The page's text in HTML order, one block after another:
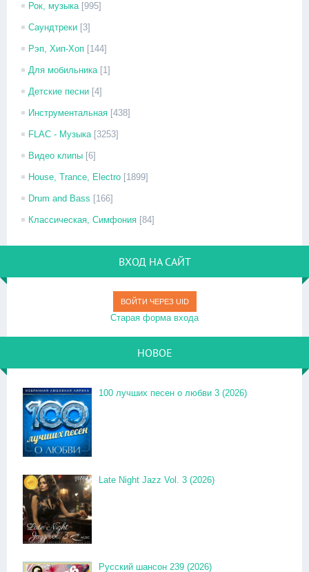
Рок, музыка [995]
Саундтреки [3]
Рэп, Хип-Хоп [144]
Для мобильника [1]
Детские песни [4]
Инструментальная [438]
FLAC - Музыка [3253]
Видео клипы [6]
House, Trance, Electro [1899]
Drum and Bass [166]
Классическая, Симфония [84]
ВХОД НА САЙТ
ВОЙТИ ЧЕРЕЗ UID
Старая форма входа
НОВОЕ
100 лучших песен о любви 3 (2026)
Late Night Jazz Vol. 3 (2026)
Русский шансон 239 (2026)